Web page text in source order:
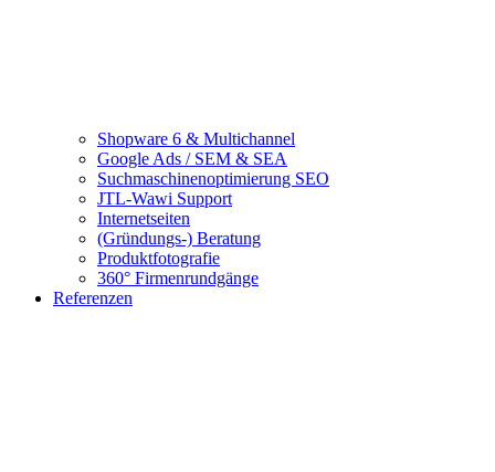
Shopware 6 & Multichannel
Google Ads / SEM & SEA
Suchmaschinenoptimierung SEO
JTL-Wawi Support
Internetseiten
(Gründungs-) Beratung
Produktfotografie
360° Firmenrundgänge
Referenzen